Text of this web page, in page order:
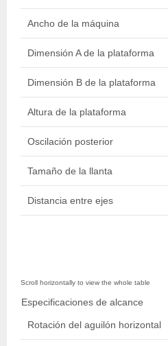
Ancho de la máquina
Dimensión A de la plataforma
Dimensión B de la plataforma
Altura de la plataforma
Oscilación posterior
Tamaño de la llanta
Distancia entre ejes
Especificaciones de alcance
Rotación del aguilón horizontal